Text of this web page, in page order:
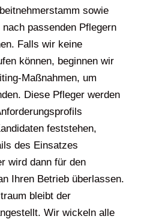
sowie
passenden Pflegern
Falls wir keine
können, beginnen wir
Maßnahmen, um
Diese Pfleger werden
feststehen,
des Einsatzes
wird dann für den
Ihren Betrieb überlassen.
bleibt der
Wir wickeln alle